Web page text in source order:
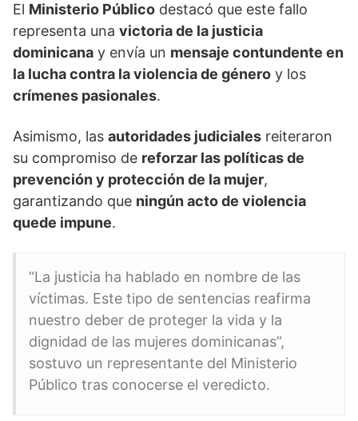
El Ministerio Público destacó que este fallo
representa una victoria de la justicia
dominicana y envía un mensaje contundente en
la lucha contra la violencia de género y los
crímenes pasionales.
Asimismo, las autoridades judiciales reiteraron
su compromiso de reforzar las políticas de
prevención y protección de la mujer,
garantizando que ningún acto de violencia
quede impune.
“La justicia ha hablado en nombre de las
víctimas. Este tipo de sentencias reafirma
nuestro deber de proteger la vida y la
dignidad de las mujeres dominicanas”,
sostuvo un representante del Ministerio
Público tras conocerse el veredicto.